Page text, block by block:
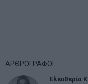
ΑΡΘΡΟΓΡΑΦΟΙ
Ελευθερία